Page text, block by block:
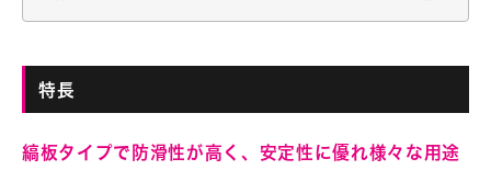
特長
縞板タイプで防滑性が高く、安定性に優れ様々な用途